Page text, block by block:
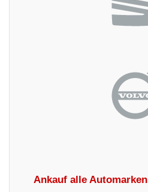
Ankauf alle Automarken